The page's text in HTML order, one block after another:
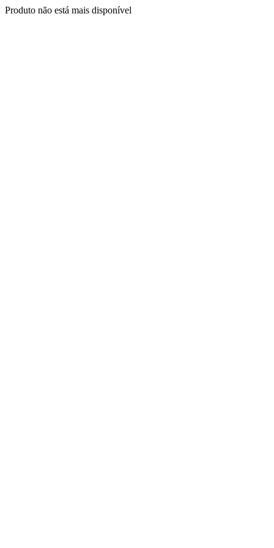
Produto não está mais disponível